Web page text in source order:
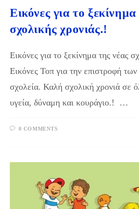
Εικόνες για το
σχολικής χρονιάς.!
Εικόνες για το ξεκίνημα της νέας
Εικόνες Τοπ για την επιστροφή
σχολεία. Καλή σχολική χρονιά σε
υγεία, δύναμη και κουράγιο.! …
0 COMMENTS